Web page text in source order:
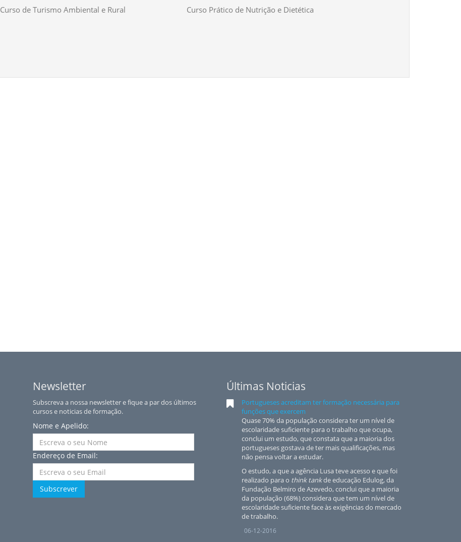
Curso de Turismo Ambiental e Rural Curso Prático de Nutrição e Dietética
Newsletter
Subscreva a nossa newsletter e fique a par dos últimos
cursos e noticias de formação.
Nome e Apelido:
Endereço de Email:
Subscrever
Últimas Noticias
Portugueses acreditam ter formação necessária para
funções que exercem
Quase 70% da população considera ter um nível de
escolaridade suficiente para o trabalho que ocupa,
conclui um estudo, que constata que a maioria dos
portugueses gostava de ter mais qualificações, mas
não pensa voltar a estudar.
O estudo, a que a agência Lusa teve acesso e que foi
realizado para o think tankde educação Edulog, da
Fundação Belmiro de Azevedo, conclui que a maioria
da população (68%) considera que tem um nível de
escolaridade suficiente face às exigências do mercado
de trabalho.
06-12-2016